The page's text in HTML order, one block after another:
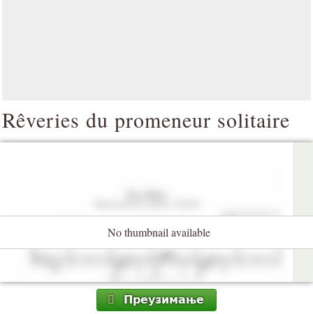
Rêveries du promeneur solitaire
No thumbnail available
Преузимање